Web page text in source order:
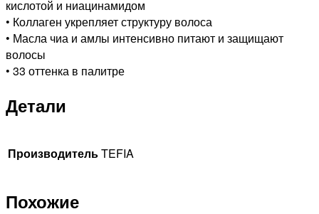
кислотой и ниацинамидом
• Коллаген укрепляет структуру волоса
• Масла чиа и амлы интенсивно питают и защищают
волосы
• 33 оттенка в палитре
Детали
ПроизводительTEFIA
Похожие